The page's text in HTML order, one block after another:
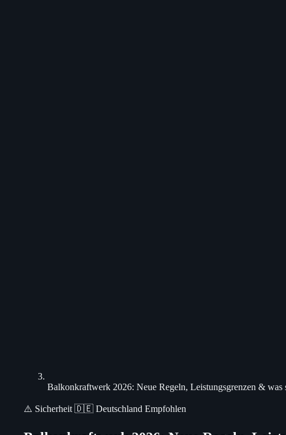
Balkonkraftwerk 2026: Neue Regeln, Leistungsgrenzen & was
⚠️ Sicherheit 🇩🇪 Deutschland Empfohlen